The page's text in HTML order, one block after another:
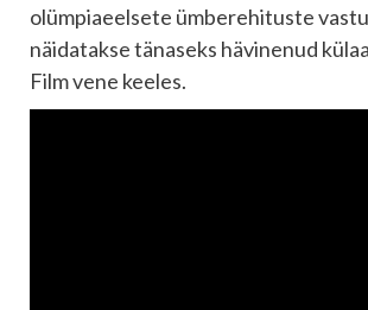
olümpiaeelsete ümberehituste
näidatakse tänaseks hävinenud
Film vene keeles.